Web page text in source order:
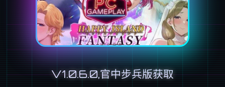
V1.0.6.0,官中步兵版获取